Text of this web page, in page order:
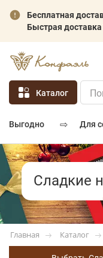
Бесплатная
Быстрая
Каталог
выгодно ⇨ для
Сладкие
Главная Каталог